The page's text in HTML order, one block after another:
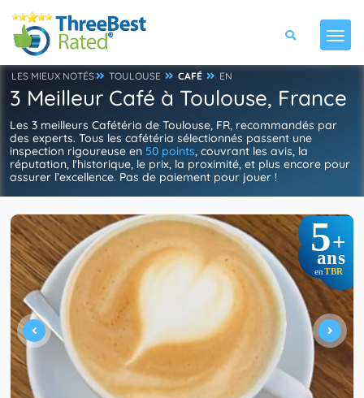
LES MIEUX NOTÉS TOULOUSE CAFÉ EN
3 Meilleur Café à Toulouse, France
Les 3 meilleurs Cafétéria de Toulouse, FR, recommandés par
des experts. Tous les cafétéria sélectionnés passent une
inspection rigoureuse en 50 points, couvrant les avis, la
réputation, l'historique, le prix, la proximité, et plus encore pour
assurer l’excellence. Pas de paiement pour jouer !
5+
ans
en TBR